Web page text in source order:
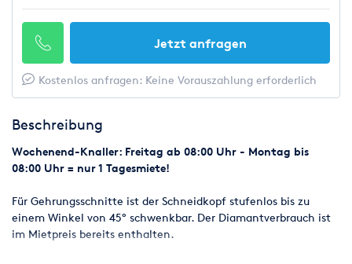
Jetzt anfragen
Kostenlos anfragen: Keine Vorauszahlung erforderlich
Beschreibung
Wochenend-Knaller: Freitag ab 08:00 Uhr - Montag bis
08:00 Uhr = nur 1 Tagesmiete!
Für Gehrungsschnitte ist der Schneidkopf stufenlos bis zu
einem Winkel von 45° schwenkbar. Der Diamantverbrauch ist
im Mietpreis bereits enthalten.